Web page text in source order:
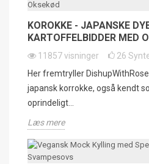
KOROKKE - JAPANSKE
KARTOFFELBIDDER MED
11857visninger 26
Her fremtryller
japansk korrokke, også kendt
oprindeligt...
Læs mere